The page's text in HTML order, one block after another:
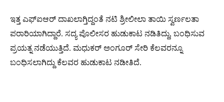
ಇತ್ತ ಎಫ್ಐಆರ್​ ದಾಖಲಾಗ್ತಿದ್ದಂತೆ ನಟಿ ಶ್ರೀಲೀಲಾ ತಾಯಿ ಸ್ವರ್ಣಲತಾ
ಪರಾರಿಯಾಗಿದ್ದಾರೆ. ಸದ್ಯ ಪೊಲೀಸರ ಹುಡುಕಾಟ ನಡಿತಿದ್ದು, ಬಂಧಿಸುವ
ಪ್ರಯತ್ನ ನಡೆಯುತ್ತಿದೆ. ಮಧುಕರ್​ ಅಂಗೂರ್​​ ಸೇರಿ ಕೆಲವರನ್ನೂ
ಬಂಧಿಸಲಾಗಿದ್ದು ಕೆಲವರ ಹುಡುಕಾಟ ನಡೀತಿದೆ.